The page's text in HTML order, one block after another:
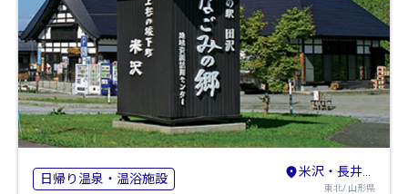
日帰り温泉・温浴施設 米沢・長井・高畠
東北/ 山形県